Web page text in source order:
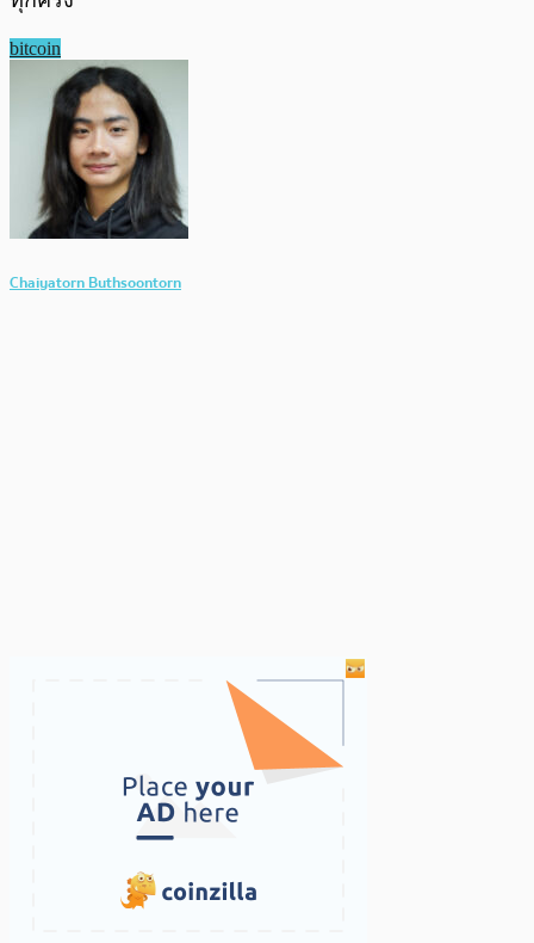
bitcoin
Chaiyatorn Buthsoontorn